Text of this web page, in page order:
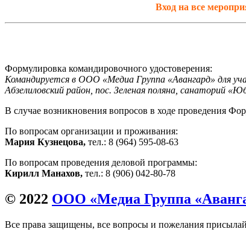
Вход на все
Формулировка командировочного удостоверения:
Командируется в ООО «Медиа Группа «Авангард» для
Абзелиловский район, пос. Зеленая поляна, санаторий
В случае возникновения вопросов в ходе проведения
По вопросам организации и проживания:
Мария Кузнецова, тел.: 8 (964) 595-08-63
По вопросам проведения деловой программы:
Кирилл Манахов, тел.: 8 (906) 042-80-78
© 2022 ООО «Медиа Группа
Все права защищены, все вопросы и пожелания